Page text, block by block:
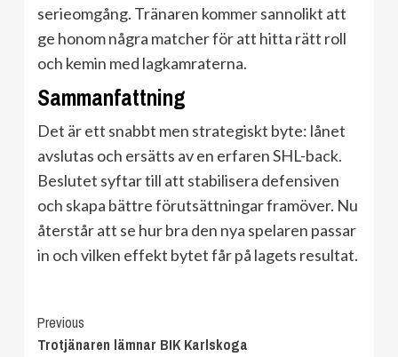
serieomgång. Tränaren kommer sannolikt att
ge honom några matcher för att hitta rätt roll
och kemin med lagkamraterna.
Sammanfattning
Det är ett snabbt men strategiskt byte: lånet
avslutas och ersätts av en erfaren SHL-back.
Beslutet syftar till att stabilisera defensiven
och skapa bättre förutsättningar framöver. Nu
återstår att se hur bra den nya spelaren passar
in och vilken effekt bytet får på lagets resultat.
Continue
Previous
Trotjänaren lämnar BIK Karlskoga